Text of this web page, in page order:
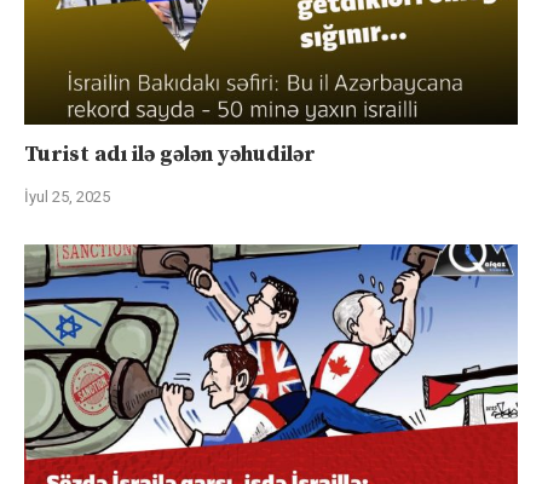
Turist adı ilə gələn yəhudilər
İyul 25, 2025